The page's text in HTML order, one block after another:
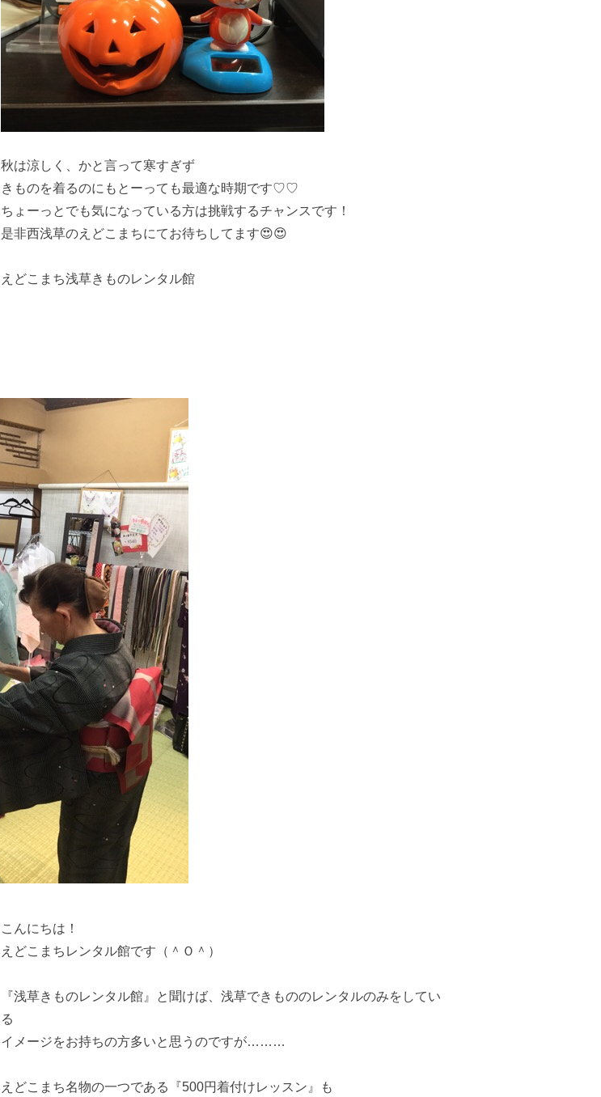
秋は涼しく、かと言って寒すぎず
きものを着るのにもとーっても最適な時期です♡♡
ちょーっとでも気になっている方は挑戦するチャンスです！
是非西浅草のえどこまちにてお待ちしてます😍😍
えどこまち浅草きものレンタル館
こんにちは！
えどこまちレンタル館です（＾Ｏ＾）
『浅草きものレンタル館』と聞けば、浅草できもののレンタルのみをしてい
る
イメージをお持ちの方多いと思うのですが………
えどこまち名物の一つである『500円着付けレッスン』も